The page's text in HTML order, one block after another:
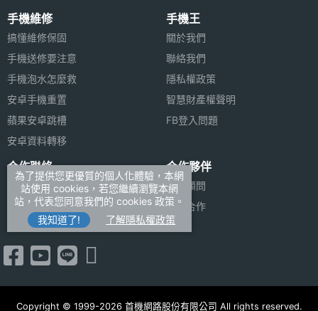
手機維修
搞懂維修保固
手機送修要注意
手機泡水怎麼救
安卓手機重置
蘋果安卓跳槽
安卓資料轉移
手機王
關於我們
聯絡我們
隱私權政策
智慧財產權聲明
FB登入問題
合作聯絡
廣告刊登
加入商店報價
新聞聯絡
合作夥伴
法律顧問
媒體合作
Copyright © 1999-2026 首機網路股份有限公司 All rights reserved.
為了提供您更優質的個人化體驗，本網
站使用 cookies，若您繼續瀏覽本網
站，代表您同意我們的 cookies 政策。
我知道了!
了解隱私權政策